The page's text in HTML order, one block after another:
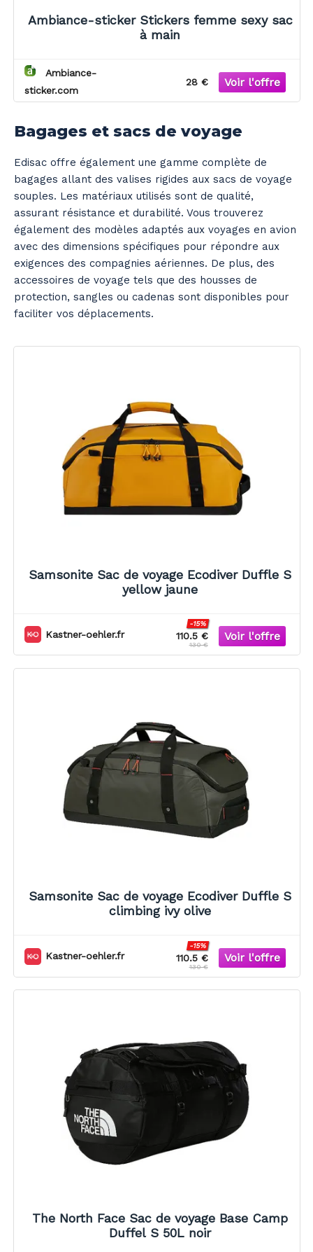
Ambiance-sticker Stickers femme sexy sac
à main
Ambiance-
sticker.com
28 €
Bagages et sacs de voyage
Edisac offre également une gamme complète de
bagages allant des valises rigides aux sacs de voyage
souples. Les matériaux utilisés sont de qualité,
assurant résistance et durabilité. Vous trouverez
également des modèles adaptés aux voyages en avion
avec des dimensions spécifiques pour répondre aux
exigences des compagnies aériennes. De plus, des
accessoires de voyage tels que des housses de
protection, sangles ou cadenas sont disponibles pour
faciliter vos déplacements.
Samsonite Sac de voyage Ecodiver Duffle S
yellow jaune
Kastner-oehler.fr 110.5 €
-15%
130 €
Samsonite Sac de voyage Ecodiver Duffle S
climbing ivy olive
Kastner-oehler.fr 110.5 €
-15%
130 €
The North Face Sac de voyage Base Camp
Duffel S 50L noir